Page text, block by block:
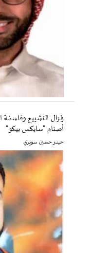
زلزال التشييع
أصنام "سايكس بيكو"
حيدر حسين سويري